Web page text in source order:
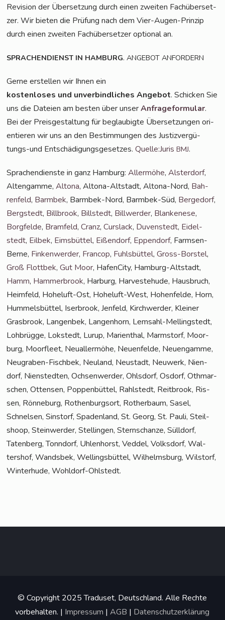
Revi­si­on der Über­set­zung durch einen zwei­ten Fach­über­set­
zer. Wir bie­ten die Prü­fung nach dem Vier-Augen-Prin­zip
durch einen zwei­ten Fach­über­set­zer optio­nal an.
SPRACHENDIENST IN HAMBURG.ANGEBOT ANFORDERN
Ger­ne erstel­len wir Ihnen ein
kos­ten­lo­ses und unver­bind­li­ches Ange­bot. Schi­cken Sie
uns die Datei­en am bes­ten über unserAnfra­ge­for­mu­lar.
Bei der Preis­ge­stal­tung für beglau­big­te Über­set­zun­gen ori­
en­tie­ren wir uns an den Bestim­mun­gen des Jus­tiz­ver­gü­
tungs-und Ent­schä­di­gungs­ge­set­zes.Quelle:JurisBMJ.
Spra­chen­diens­te in ganz Ham­burg:Aller­mö­he,Als­ter­dorf,
Alten­gam­me,Alto­na, Alto­na-Alt­stadt, Alto­na-Nord, Bah­
ren­feld, Barm­bek, Barm­bek-Nord, Barm­bek-Süd, Ber­ge­dorf,
Berg­stedt, Bill­brook, Bill­stedt, Bill­wer­der, Blan­ke­ne­se,
Borg­fel­de, Bramfeld,Cranz,Curs­lack, Duven­stedt, Eidel­
stedt, Eil­bek, Eims­büt­tel, Eißen­dorf, Eppen­dorf, Farm­sen-
Ber­ne, Fin­ken­wer­der, Fran­cop, Fuhls­büt­tel,Gross-Bors­tel,
Groß Flott­bek,Gut Moor, Hafen­Ci­ty, Ham­burg-Alt­stadt,
Hamm, Ham­mer­brook, Har­burg, Har­ve­ste­hu­de, Haus­bruch,
Heim­feld, Hohe­luft-Ost, Hohe­luft-West, Hohen­fel­de, Horn,
Hum­mels­büt­tel, Iser­brook, Jen­feld, Kirch­wer­der, Klei­ner
Gras­brook, Lan­gen­bek, Lan­gen­horn, Lem­sahl-Mel­ling­s­tedt,
Loh­brüg­ge, Lok­stedt, Lurup, Mari­en­thal, Marmstorf, Moor­
burg, Moor­fleet, Neu­al­ler­mö­he, Neu­en­fel­de, Neu­en­gam­me,
Neu­gra­ben-Fisch­bek, Neu­land, Neu­stadt, Neu­werk, Nien­
dorf, Nien­sted­ten, Och­sen­wer­der, Ohls­dorf, Osdorf, Oth­mar­
schen, Otten­sen, Pop­pen­büt­tel, Rahl­stedt, Reit­brook, Ris­
sen, Rön­ne­burg, Rothen­burg­sort, Rother­baum, Sasel,
Schnel­sen, Sinstorf, Spa­den­land, St. Georg, St. Pau­li, Steil­
shoop, Stein­wer­der, Stel­lin­gen, Stern­schan­ze, Süll­dorf,
Taten­berg, Tonn­dorf, Uhlen­horst, Ved­del, Volks­dorf, Wal­
ters­hof, Wands­bek, Wel­lings­büt­tel, Wil­helms­burg, Wilstorf,
Win­ter­hu­de, Wohldorf-Ohlstedt.
© Copyright 2025 Traduset, Deutschland. Alle Rechte
vorbehalten. | Impressum |AGB | Datenschutzerklärung